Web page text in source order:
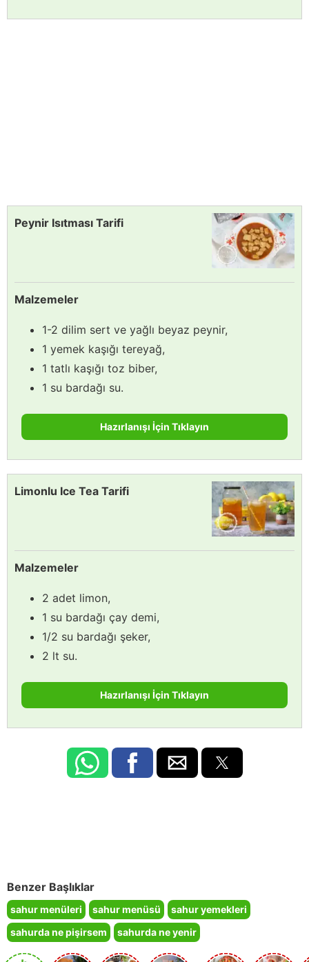
Peynir Isıtması Tarifi
Malzemeler
1-2 dilim sert ve yağlı beyaz peynir,
1 yemek kaşığı tereyağ,
1 tatlı kaşığı toz biber,
1 su bardağı su.
Hazırlanışı İçin Tıklayın
Limonlu Ice Tea Tarifi
Malzemeler
2 adet limon,
1 su bardağı çay demi,
1/2 su bardağı şeker,
2 lt su.
Hazırlanışı İçin Tıklayın
Benzer Başlıklar
sahur menüleri sahur menüsü
sahur yemekleri
sahurda ne pişirsem
sahurda ne yenir